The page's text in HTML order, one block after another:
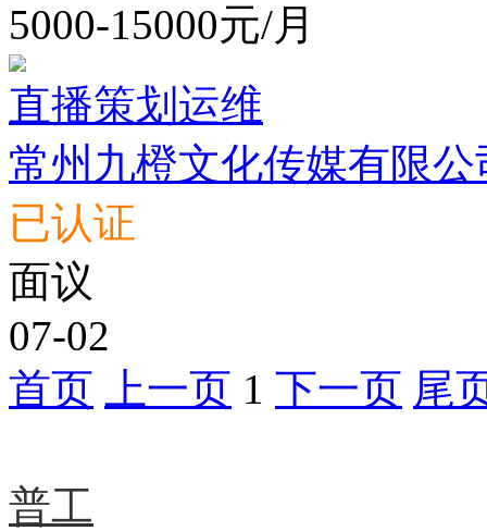
5000-15000元/月
直播策划运维
常州九橙文化传媒有限公
已认证
面议
07-02
首页
上一页 1 下一页 尾
普工